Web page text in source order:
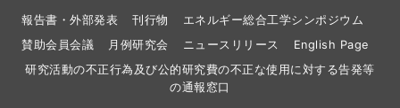
報告書・外部発表 刊行物
エネルギー総合工学シンポジウム
賛助会員会議
月例研究会 ニュースリリース
English Page
研究活動の不正行為及び公的研究費の不正な使用に対する告発等
の通報窓口